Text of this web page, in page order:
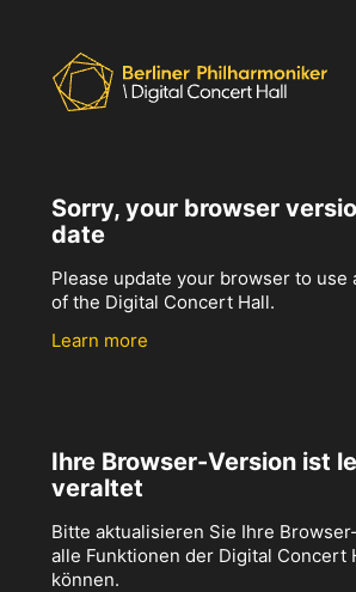
Sorry, your browser
date
Please update your browser to use
of the Digital Concert Hall.
Learn more
Ihre Browser-Version ist
veraltet
Bitte aktualisieren Sie Ihre
alle Funktionen der Digital Concert
können.